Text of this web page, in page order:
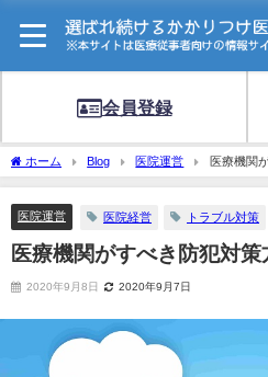
会員登録
ホーム Blog 医院運営 医療機関
医院運営 医院経営 トラブル対策
医療機関がすべき防犯対策
2020年9月8日 2020年9月7日